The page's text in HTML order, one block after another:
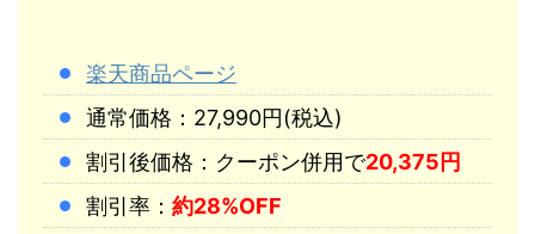
楽天商品ページ
通常価格：27,990円(税込)
割引後価格：クーポン併用で20,375円
割引率： 約28%OFF